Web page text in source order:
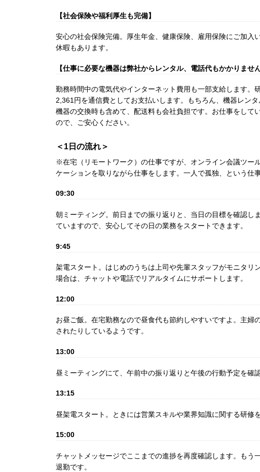
【社会保険や福利厚生も完備】
安心の社会保険完備。厚生年金、健康保険、雇用保険にご加入
休暇もあります。
【仕事に必要な機器は弊社からレンタル、電話代もかかりません
勤務時間中の電気代やインターネット費用も一部支給します。
2,361円を通信費としてお支払いします。もちろん、機器レンタ
機器の交換時も含めて、配送料も会社負担です。お仕事をして
ので、ご安心ください。
＜1日の流れ＞
※在宅（リモートワーク）の仕事ですが、オンライン会議ツー
ケーションを取りながら仕事をします。一人で孤独、という仕
09:30
朝ミーティング。前日までの振り返りと、当日の目標を確認し
ていますので、安心してその日の業務をスタートできます。
9:45
架電スタート。はじめのうちは上司や先輩スタッフがモニタリ
場合は、チャットや電話でリアルタイムにサポートします。
12:00
お昼ご飯。在宅勤務なので昼食代も節約しやすいですよ。主婦
されたりしているようです。
13:00
昼ミーティングにて、午前中の振り返りと午後の行動予定を確
13:15
昼架電スタート。ときには営業スキルや業界知識に関する研修
15:00
チャットメッセージでここまでの進捗を再度確認します。もう
退勤です。